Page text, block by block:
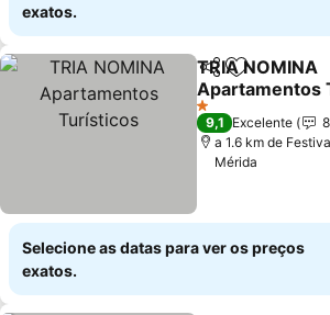
exatos.
PartilharAdicionar
TRIA NOMINA
Apartamentos
Ver preços
1 Estrelas
9,1 Excelente
a 1.6 km de
Mérida
Selecione as datas para ver os preços
exatos.